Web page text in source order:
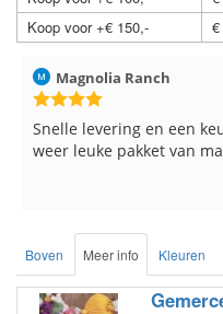
Koop voor +€ 150,-
Hilde uit Loyers
Reeds meerdere keren
breinaalden besteld,
Boven Meer info Kleuren